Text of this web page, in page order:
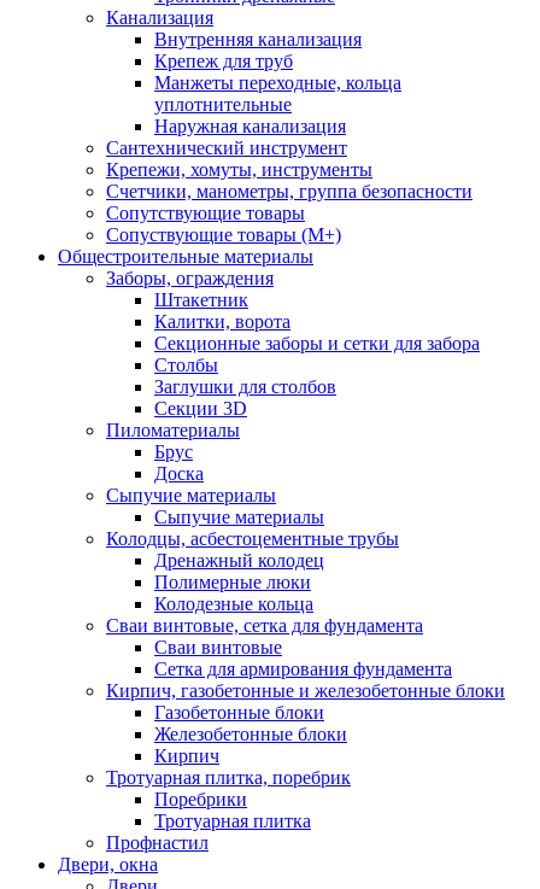
Канализация
Внутренняя канализация
Крепеж для труб
Манжеты переходные, кольца
уплотнительные
Наружная канализация
Сантехнический инструмент
Крепежи, хомуты, инструменты
Счетчики, манометры, группа безопасности
Сопутствующие товары
Сопуствующие товары (М+)
Общестроительные материалы
Заборы, ограждения
Штакетник
Калитки, ворота
Секционные заборы и сетки для забора
Столбы
Заглушки для столбов
Секции 3D
Пиломатериалы
Брус
Доска
Сыпучие материалы
Сыпучие материалы
Колодцы, асбестоцементные трубы
Дренажный колодец
Полимерные люки
Колодезные кольца
Сваи винтовые, сетка для фундамента
Сваи винтовые
Сетка для армирования фундамента
Кирпич, газобетонные и железобетонные блоки
Газобетонные блоки
Железобетонные блоки
Кирпич
Тротуарная плитка, поребрик
Поребрики
Тротуарная плитка
Профнастил
Двери, окна